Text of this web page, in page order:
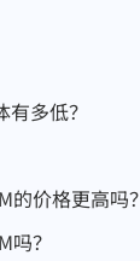
多低？
的价格更高吗？
吗？